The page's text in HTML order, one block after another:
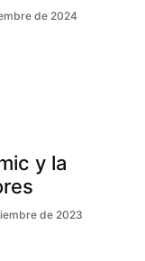
de 2024
y la
de 2023